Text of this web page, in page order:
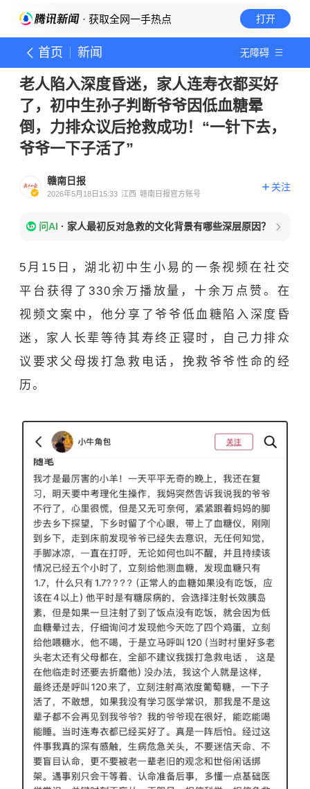
· 获取全网一手热点 打开
首页 新闻 无障碍
老人陷入深度昏迷，家人连寿衣都买好
了，初中生孙子判断爷爷因低血糖晕
倒，力排众议后抢救成功！“一针下去，
爷爷一下子活了”
赣南日报
2026年5月18日15:33 江西 赣南日报官方账号
关注
问AI · 家人最初反对急救的文化背景有哪些深层原因？
5月15日，湖北初中生小易的一条视频在社交
平台获得了330余万播放量，十余万点赞。在
视频文案中，他分享了爷爷低血糖陷入深度昏
迷，家人长辈等待其寿终正寝时，自己力排众
议要求父母拨打急救电话，挽救爷爷性命的经
历。